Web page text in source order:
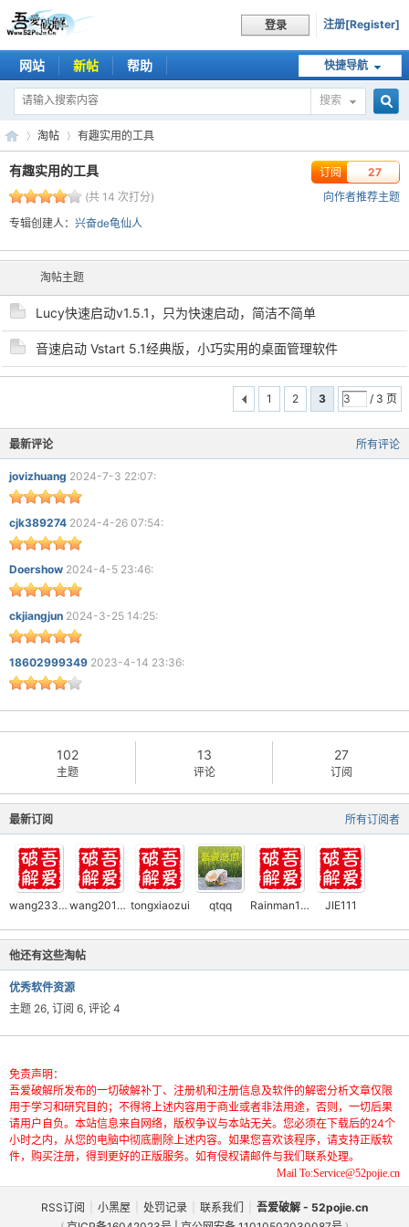
登录 注册[Register]
快捷导航
网站 新帖 帮助
搜索
索
-
52
淘帖 有趣实用的工具
有趣实用的工具 27
订阅
向作者推荐主题
(共 14 次打分)
专辑创建人： 兴奋de龟仙人
淘帖主题
Lucy快速启动v1.5.1，只为快速启动，简洁不简单
音速启动 Vstart 5.1经典版，小巧实用的桌面管理软件
1 2 3 / 3 页
所有评论
最新评论
jovizhuang 2024-7-3 22:07:
cjk389274 2024-4-26 07:54:
Doershow 2024-4-5 23:46:
ckjiangjun 2024-3-25 14:25:
18602999349 2023-4-14 23:36:
102
主题
13
评论
27
订阅
所有订阅者
最新订阅
wang2334118 wang201091 tongxiaozui qtqq Rainman1124 JIE111
他还有这些淘帖
优秀软件资源
主题 26, 订阅 6, 评论 4
免责声明：
吾爱破解所发布的一切破解补丁、注册机和注册信息及软件的解密分析文章仅限
用于学习和研究目的；不得将上述内容用于商业或者非法用途，否则，一切后果
请用户自负。本站信息来自网络，版权争议与本站无关。您必须在下载后的24个
小时之内，从您的电脑中彻底删除上述内容。如果您喜欢该程序，请支持正版软
件，购买注册，得到更好的正版服务。如有侵权请邮件与我们联系处理。
Mail To:Service@52pojie.cn
RSS订阅 小黑屋 处罚记录 联系我们
吾爱破解 - 52pojie.cn